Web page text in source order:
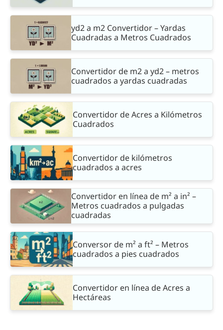
yd2 a m2 Convertidor – Yardas
Cuadradas a Metros Cuadrados
Convertidor de m2 a yd2 – metros
cuadrados a yardas cuadradas
Convertidor de Acres a Kilómetros
Cuadrados
Convertidor de kilómetros
cuadrados a acres
Convertidor en línea de m² a in² –
Metros cuadrados a pulgadas
cuadradas
Conversor de m² a ft² – Metros
cuadrados a pies cuadrados
Convertidor en línea de Acres a
Hectáreas